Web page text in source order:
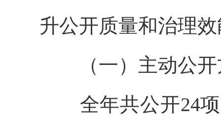
升公开质量和治理
（一）主动公开
全年共公开24项